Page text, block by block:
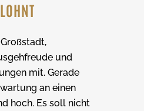
und
mit. Gerade
an einen
hoch. Es soll nicht